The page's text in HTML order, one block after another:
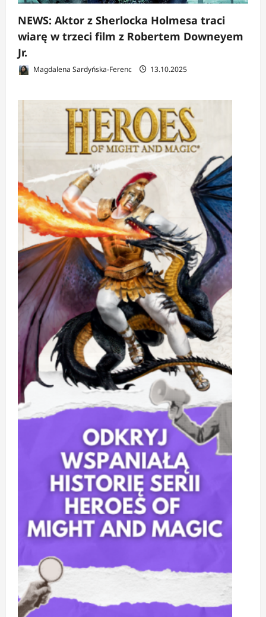
NEWS: Aktor z Sherlocka Holmesa traci
wiarę w trzeci film z Robertem Downeyem
Jr.
Magdalena Sardyńska-Ferenc 13.10.2025